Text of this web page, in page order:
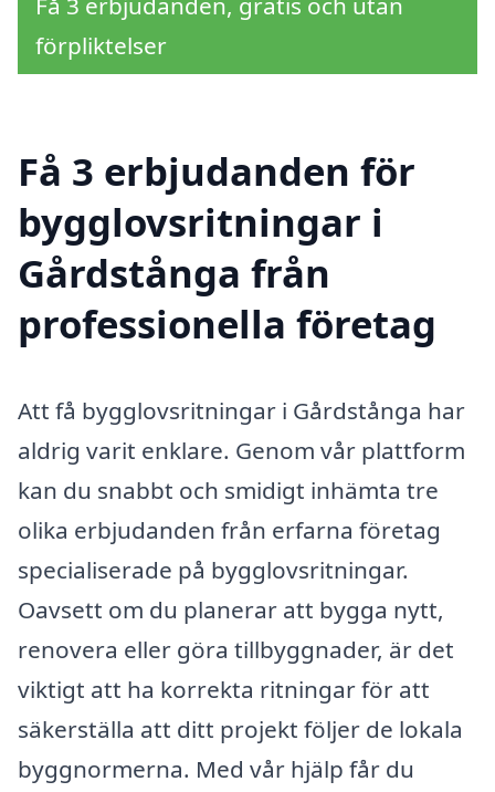
förpliktelser
Få 3 erbjudanden för
bygglovsritningar i
Gårdstånga från
professionella företag
Att få bygglovsritningar i Gårdstånga har
aldrig varit enklare. Genom vår plattform
kan du snabbt och smidigt inhämta tre
olika erbjudanden från erfarna företag
specialiserade på bygglovsritningar.
Oavsett om du planerar att bygga nytt,
renovera eller göra tillbyggnader, är det
viktigt att ha korrekta ritningar för att
säkerställa att ditt projekt följer de lokala
byggnormerna. Med vår hjälp får du